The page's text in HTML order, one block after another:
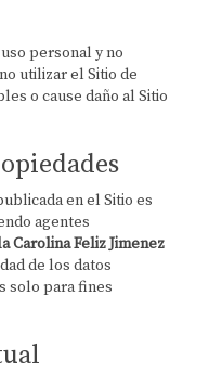
personal y no
utilizar el Sitio de
o cause daño al Sitio
en el Sitio es
agentes
Carolina Feliz Jimenez
de los datos
solo para fines